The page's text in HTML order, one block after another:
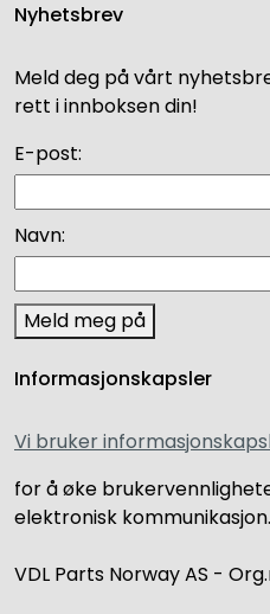
Nyhetsbrev
Meld deg på vårt
rett i innboksen din!
E-post:
Navn:
Meld meg på
Informasjonskapsler
Vi bruker
for å øke
elektronisk kommunikasjon.
VDL Parts Norway AS -